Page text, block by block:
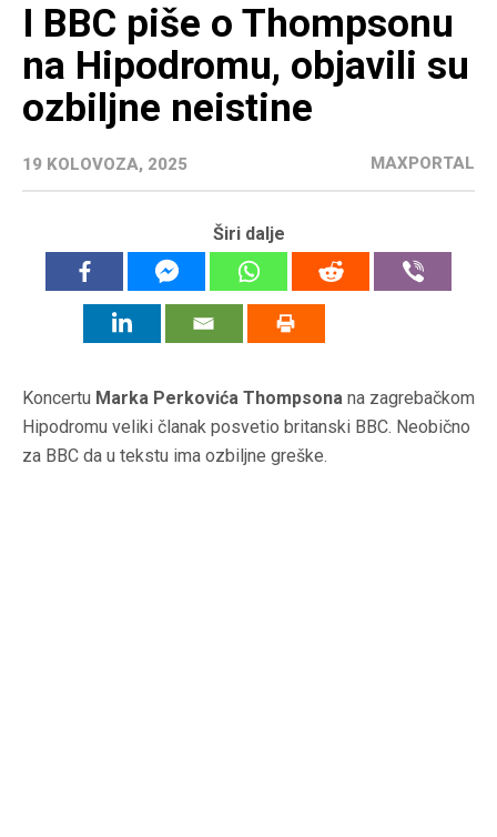
I BBC piše o Thompsonu
na Hipodromu, objavili su
ozbiljne neistine
19 KOLOVOZA, 2025 MAXPORTAL
Širi dalje
Koncertu Marka Perkovića Thompsona na zagrebačkom
Hipodromu veliki članak posvetio britanski BBC. Neobično
za BBC da u tekstu ima ozbiljne greške.